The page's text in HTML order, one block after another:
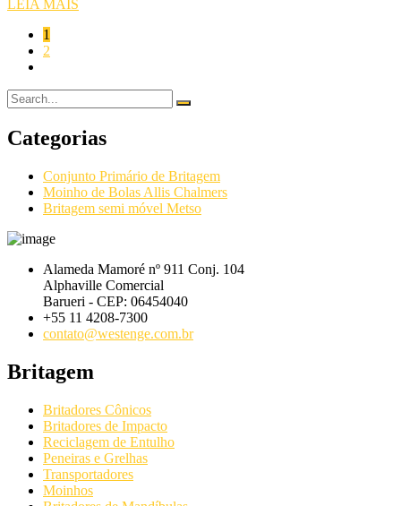
LEIA MAIS
1
2
Categorias
Conjunto Primário de Britagem
Moinho de Bolas Allis Chalmers
Britagem semi móvel Metso
Alameda Mamoré nº 911 Conj. 104
Alphaville Comercial
Barueri - CEP: 06454040
+55 11 4208-7300
contato@westenge.com.br
Britagem
Britadores Cônicos
Britadores de Impacto
Reciclagem de Entulho
Peneiras e Grelhas
Transportadores
Moinhos